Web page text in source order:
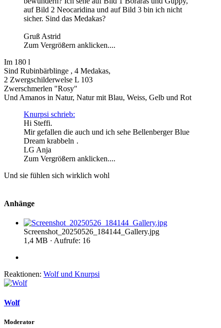
auf Bild 2 Neocaridina und auf Bild 3 bin ich nicht
sicher. Sind das Medakas?
Gruß Astrid
Zum Vergrößern anklicken....
Im 180 l
Sind Rubinbärblinge , 4 Medakas,
2 Zwergschilderwelse L 103
Zwerschmerlen "Rosy"
Und Amanos in Natur, Natur mit Blau, Weiss, Gelb und Rot
Knurpsi schrieb:
Hi Steffi.
Mir gefallen die auch und ich sehe Bellenberger Blue
Dream krabbeln .
LG Anja
Zum Vergrößern anklicken....
Und sie fühlen sich wirklich wohl
Anhänge
Screenshot_20250526_184144_Gallery.jpg
1,4 MB · Aufrufe: 16
Reaktionen: Wolfund Knurpsi
Wolf
Moderator